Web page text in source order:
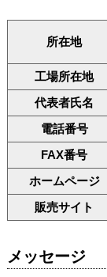
所在地
工場所在地
代表者氏名
電話番号
FAX番号
ホームページ
販売サイト
メッセージ